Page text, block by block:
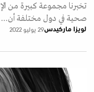
تخبرنا مجموعة كبيرة من
صحية في دول مختلفة أن…
لويزا ماركيدس29 يوليو 2022